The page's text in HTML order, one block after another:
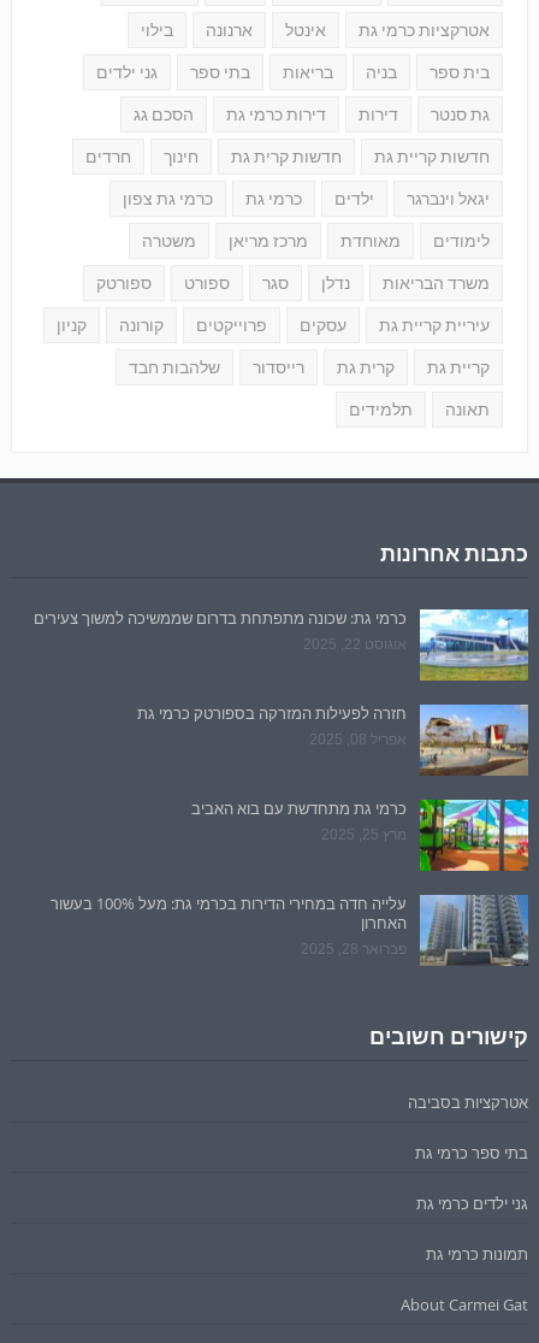
אטרקציות כרמי גת אינטל ארנונה בילוי
בית ספר בניה בריאות בתי ספר גני ילדים
גת סנטר דירות דירות כרמי גת הסכם גג
חדשות קריית גת חדשות קרית גת חינוך חרדים
יגאל וינברגר ילדים כרמי גת כרמי גת צפון
לימודים מאוחדת מרכז מריאן משטרה
משרד הבריאות נדלן סגר ספורט ספורטק
עיריית קריית גת עסקים פרוייקטים קורונה קניון
קריית גת קרית גת רייסדור שלהבות חבד
תאונה תלמידים
כתבות אחרונות
כרמי גת: שכונה מתפתחת בדרום שממשיכה למשוך צעירים
אוגוסט 22, 2025
חזרה לפעילות המזרקה בספורטק כרמי גת
אפריל 08, 2025
כרמי גת מתחדשת עם בוא האביב
מרץ 25, 2025
עלייה חדה במחירי הדירות בכרמי גת: מעל 100% בעשור
האחרון
פברואר 28, 2025
קישורים חשובים
אטרקציות בסביבה
בתי ספר כרמי גת
גני ילדים כרמי גת
תמונות כרמי גת
About Carmei Gat